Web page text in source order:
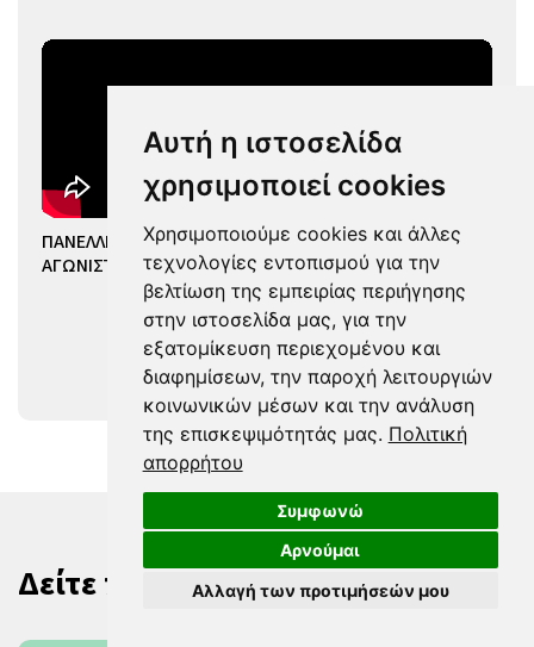
Αυτή η ιστοσελίδα
χρησιμοποιεί cookies
Χρησιμοποιούμε cookies και άλλες
τεχνολογίες εντοπισμού για την
βελτίωση της εμπειρίας περιήγησης
στην ιστοσελίδα μας, για την
εξατομίκευση περιεχομένου και
διαφημίσεων, την παροχή λειτουργιών
κοινωνικών μέσων και την ανάλυση
της επισκεψιμότητάς μας. Πολιτική
απορρήτου
Συμφωνώ
Αρνούμαι
Αλλαγή των προτιμήσεών μου
ΠΑΝΕΛΛΗΝΙΟ ΠΡΩΤΑΘΛΗΜΑ ΚΟΡΑΣΙΔΩΝ (FINAL-8 – 3
ΑΓΩΝΙΣΤΙΚΗ): ΟΦΗ – ΣΦΚ ΠΙΕΡΙΚΟΣ ΑΡΧΕΛΑΟΣ 73-38
Videos
Δείτε παρόμοια